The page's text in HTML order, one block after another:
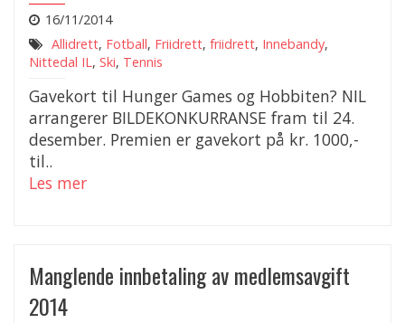
16/11/2014
Allidrett, Fotball, Friidrett, friidrett, Innebandy,
Nittedal IL, Ski, Tennis
Gavekort til Hunger Games og Hobbiten? NIL
arrangerer BILDEKONKURRANSE fram til 24.
desember. Premien er gavekort på kr. 1000,-
til..
Les mer
Manglende innbetaling av medlemsavgift
2014